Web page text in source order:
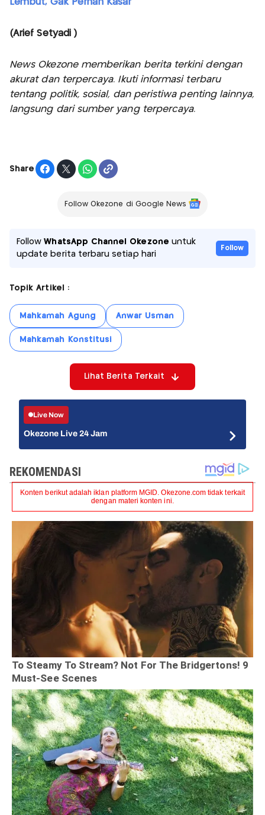
Lembut, Gak Pernah Kasar
(Arief Setyadi )
News Okezone memberikan berita terkini dengan
akurat dan terpercaya. Ikuti informasi terbaru
tentang politik, sosial, dan peristiwa penting lainnya,
langsung dari sumber yang terpercaya.
Share
Follow Okezone di Google News
FollowWhatsApp Channel Okezone untuk
update berita terbaru setiap hari
Follow
Topik Artikel :
Mahkamah Agung Anwar Usman
Mahkamah Konstitusi
Lihat Berita Terkait
Live Now
Okezone Live 24 Jam